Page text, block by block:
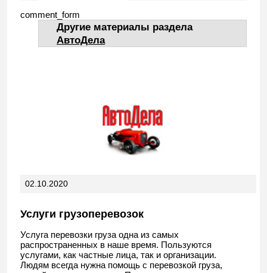
comment_form
Другие материалы раздела
АвтоДела
02.10.2020
Услуги грузоперевозок
Услуга перевозки груза одна из самых
распространенных в наше время. Пользуются
услугами, как частные лица, так и организации.
Людям всегда нужна помощь с перевозкой груза,